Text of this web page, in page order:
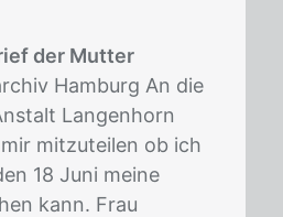
der Mutter
Hamburg An die
Langenhorn
mitzuteilen ob ich
18 Juni meine
kann. Frau